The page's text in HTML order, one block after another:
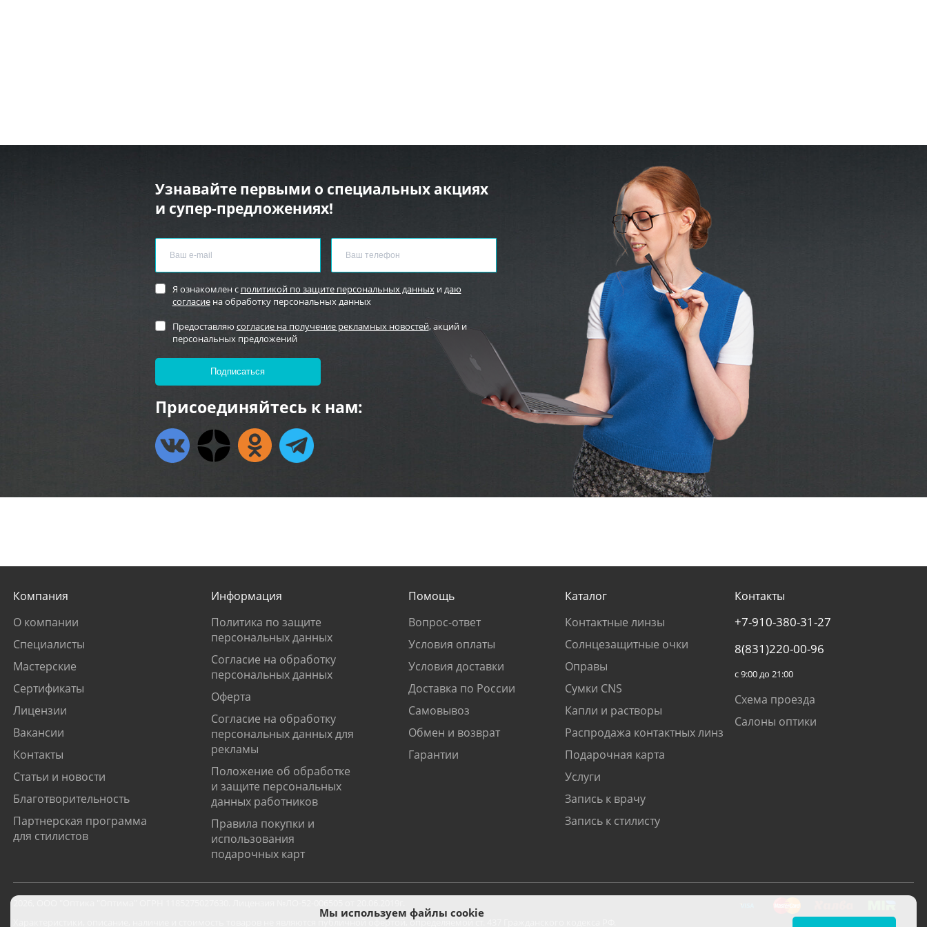
Узнавайте первыми о специальных акциях
и супер-предложениях!
Я ознакомлен с политикой по защите персональных данныхидаю
согласиена обработку персональных данных
Предоставляю согласие на получение рекламных новостей, акций и
персональных предложений
Присоединяйтесь к нам:
Компания
О компании
Специалисты
Мастерские
Сертификаты
Лицензии
Вакансии
Контакты
Статьи и новости
Благотворительность
Партнерская программа
для стилистов
Информация
Политика по защите
персональных данных
Согласие на обработку
персональных данных
Оферта
Согласие на обработку
персональных данных для
рекламы
Положение об обработке
и защите персональных
данных работников
Правила покупки и
использования
подарочных карт
Помощь
Вопрос-ответ
Условия оплаты
Условия доставки
Доставка по России
Самовывоз
Обмен и возврат
Гарантии
Каталог
Контактные линзы
Солнцезащитные очки
Оправы
Сумки CNS
Капли и растворы
Распродажа контактных линз
Подарочная карта
Услуги
Запись к врачу
Запись к стилисту
Контакты
+7-910-380-31-27
8(831)220-00-96
с 9:00 до 21:00
Схема проезда
Салоны оптики
Характеристики, описание, наличие и стоимость товаров не являются публичной офертой, определяемой ст. 437 Гражданского кодекса РФ.
Мы используем файлы cookie